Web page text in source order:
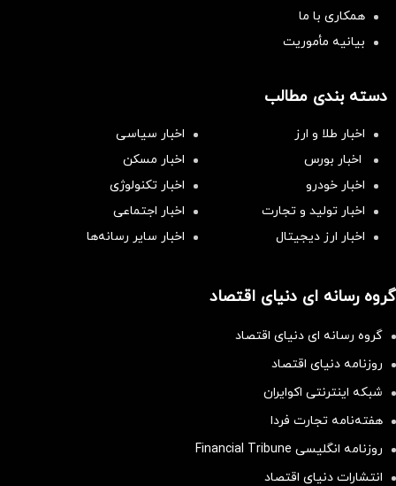
همکاری با ما
بیانیه مأموریت
دسته بندی مطالب
اخبار طلا و ارز
اخبار سیاسی
اخبار بورس
اخبار مسکن
اخبار خودرو
اخبار تکنولوژی
اخبار تولید و تجارت
اخبار اجتماعی
اخبار ارز دیجیتال
اخبار سایر رسانه‌‌ها
گروه رسانه ای دنیای اقتصاد
گروه رسانه ای دنیای اقتصاد
روزنامه دنیای اقتصاد
شبکه اینترنتی اکوایران
هفته‌نامه تجارت فردا
روزنامه انگلیسی Financial Tribune
انتشارات دنیای اقتصاد